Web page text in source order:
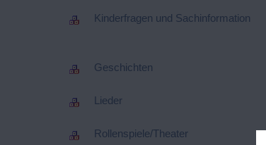
Kinderfragen und Sachinformation
Geschichten
Lieder
Rollenspiele/Theater